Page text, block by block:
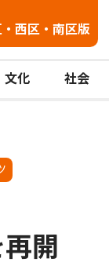
・西区・南区版
文化 社会
開